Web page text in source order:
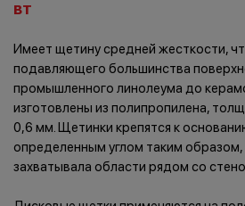
BT
Имеет щетину средней жесткости,
подавляющего большинства
промышленного линолеума до
изготовлены из полипропилена,
0,6 мм. Щетинки крепятся к
определенным углом таким
захватывала области рядом со